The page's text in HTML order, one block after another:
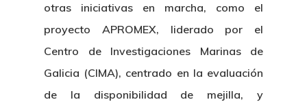
otras iniciativas en marcha, como el
proyecto APROMEX, liderado por el
Centro de Investigaciones Marinas de
Galicia (CIMA), centrado en la evaluación
de la disponibilidad de mejilla, y